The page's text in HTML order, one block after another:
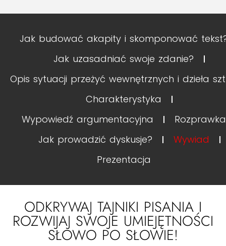
Jak budować akapity i skomponować
Jak uzasadniać swoje zdanie?
Opis sytuacji przeżyć wewnętrznych i dzieła
Charakterystyka
Wypowiedź argumentacyjna
Rozprawka
Jak prowadzić dyskusje?
Wywiad
Prezentacja
ODKRYWAJ TAJNIKI PISANIA I
ROZWIJAJ SWOJE UMIEJĘTNOŚCI
SŁOWO PO SŁOWIE!